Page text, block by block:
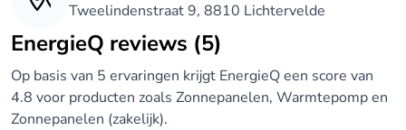
Tweelindenstraat 9, 8810 Lichtervelde
EnergieQ reviews (5)
Op basis van 5 ervaringen krijgt EnergieQ een score van
4.8 voor producten zoals Zonnepanelen, Warmtepomp en
Zonnepanelen (zakelijk).